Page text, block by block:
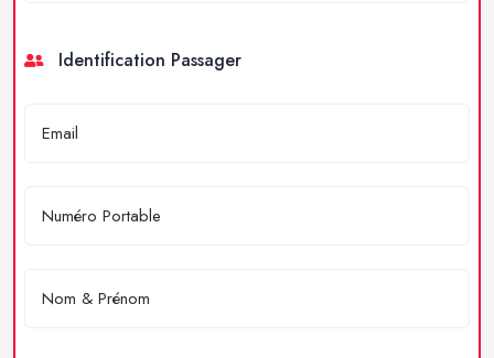
Identification Passager